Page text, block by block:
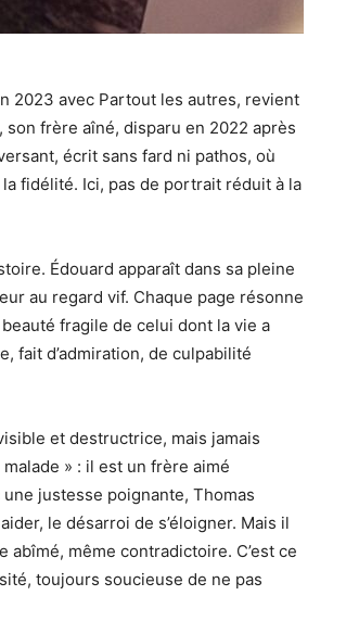
2023 avec Partout les autres, revient
son frère aîné, disparu en 2022 après
écrit sans fard ni pathos, où
la fidélité. Ici, pas de portrait réduit à la
Édouard apparaît dans sa pleine
au regard vif. Chaque page résonne
fragile de celui dont la vie a
fait d’admiration, de culpabilité
et destructrice, mais jamais
» : il est un frère aimé
justesse poignante, Thomas
le désarroi de s’éloigner. Mais il
abîmé, même contradictoire. C’est ce
toujours soucieuse de ne pas